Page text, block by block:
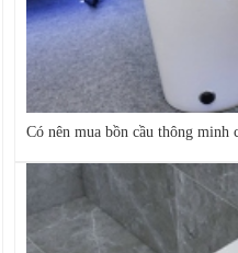
Có nên mua bồn cầu thông minh